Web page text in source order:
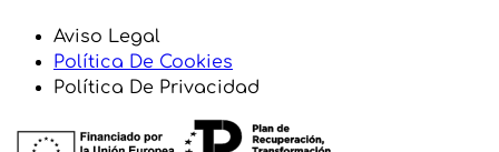
Aviso Legal
Política De Cookies
Política De Privacidad